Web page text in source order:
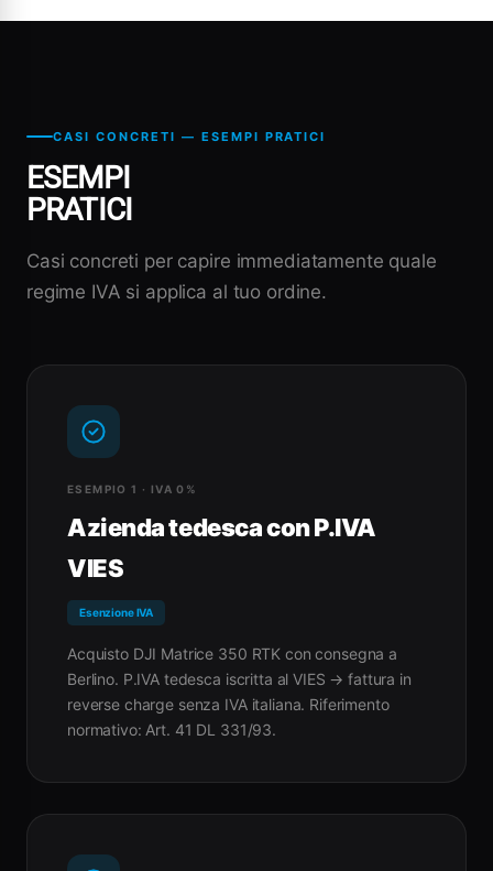
CASI CONCRETI — ESEMPI PRATICI
ESEMPI
PRATICI
Casi concreti per capire immediatamente quale
regime IVA si applica al tuo ordine.
ESEMPIO 1 · IVA 0%
Azienda tedesca con P.IVA
VIES
Esenzione IVA
Acquisto DJI Matrice 350 RTK con consegna a
Berlino. P.IVA tedesca iscritta al VIES → fattura in
reverse charge senza IVA italiana. Riferimento
normativo: Art. 41 DL 331/93.